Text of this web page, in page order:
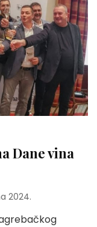
Dane vina
2024.